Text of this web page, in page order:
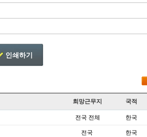
인쇄하기
희망근무지 국적
전국 전체 한국
전국 한국